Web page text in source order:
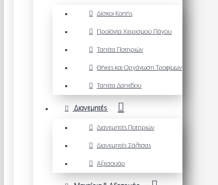
Δίσκοι Κοπής
Προϊόντα Χειρισμού Πάγου
Ταπέτα Ποτηριών
Θήκες και Οργάνωση Τροφίμων
Ταπέτα Δαπέδου
Διανεμητές
Διανεμητές Ποτηριών
Διανεμητές Σάλτσας
Αξεσουάρ